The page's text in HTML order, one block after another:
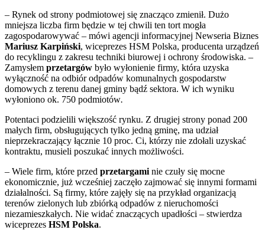
– Rynek od strony podmiotowej się znacząco zmienił. Dużo
mniejsza liczba firm będzie w tej chwili ten tort mogła
zagospodarowywać – mówi agencji informacyjnej Newseria Biznes
Mariusz Karpiński, wiceprezes HSM Polska, producenta urządzeń
do recyklingu z zakresu techniki biurowej i ochrony środowiska. –
Zamysłem przetargów było wyłonienie firmy, która uzyska
wyłączność na odbiór odpadów komunalnych gospodarstw
domowych z terenu danej gminy bądź sektora. W ich wyniku
wyłoniono ok. 750 podmiotów.
Potentaci podzielili większość rynku. Z drugiej strony ponad 200
małych firm, obsługujących tylko jedną gminę, ma udział
nieprzekraczający łącznie 10 proc. Ci, którzy nie zdołali uzyskać
kontraktu, musieli poszukać innych możliwości.
– Wiele firm, które przed przetargami nie czuły się mocne
ekonomicznie, już wcześniej zaczęło zajmować się innymi formami
działalności. Są firmy, które zajęły się na przykład organizacją
terenów zielonych lub zbiórką odpadów z nieruchomości
niezamieszkałych. Nie widać znaczących upadłości – stwierdza
wiceprezes HSM Polska.